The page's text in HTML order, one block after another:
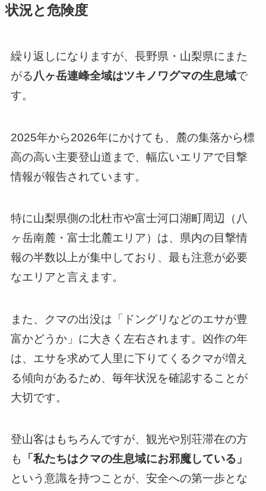
状況と危険度
繰り返しになりますが、長野県・山梨県にまた
がる 八ヶ岳連峰全域はツキノワグマの生息域で
す。
2025年から2026年にかけても、麓の集落から標
高の高い主要登山道まで、幅広いエリアで目撃
情報が報告されています。
特に山梨県側の北杜市や富士河口湖町周辺（八
ヶ岳南麓・富士北麓エリア）は、県内の目撃情
報の半数以上が集中しており、最も注意が必要
なエリアと言えます。
また、クマの出没は「ドングリなどのエサが豊
富かどうか」に大きく左右されます。凶作の年
は、エサを求めて人里に下りてくるクマが増え
る傾向があるため、毎年状況を確認することが
大切です。
登山客はもちろんですが、観光や別荘滞在の方
も
「私たちはクマの生息域にお邪魔している」
という意識を持つことが、安全への第一歩とな